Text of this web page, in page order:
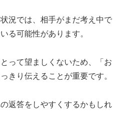
況では、相手がまだ考え中で
る可能性があります。
って望ましくないため、「お
きり伝えることが重要です。
返答をしやすくするかもしれ